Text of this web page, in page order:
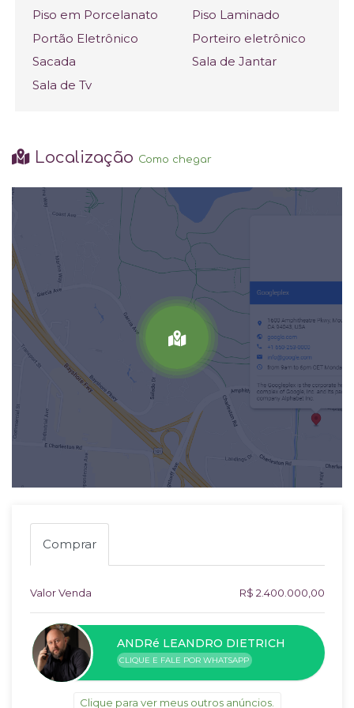
Piso em Porcelanato
Piso Laminado
Portão Eletrônico
Porteiro eletrônico
Sacada
Sala de Jantar
Sala de Tv
Localização Como chegar
Comprar
Valor Venda R$ 2.400.000,00
ANDRé LEANDRO DIETRICH
CLIQUE E FALE POR WHATSAPP
Clique para ver meus outros anúncios.